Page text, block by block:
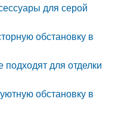
для серой
обстановку в
для отделки
обстановку в